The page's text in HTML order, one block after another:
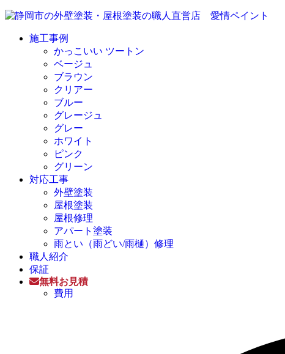
施工事例
かっこいい ツートン
ベージュ
ブラウン
クリアー
ブルー
グレージュ
グレー
ホワイト
ピンク
グリーン
対応工事
外壁塗装
屋根塗装
屋根修理
アパート塗装
雨とい（雨どい/雨樋）修理
職人紹介
保証
無料お見積
費用